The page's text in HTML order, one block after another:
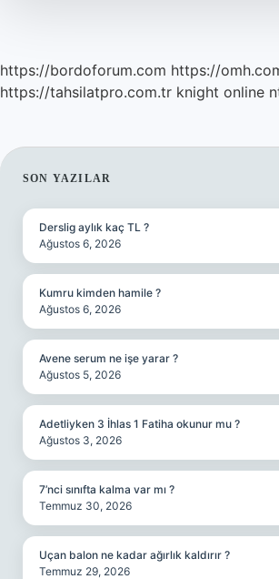
https://bordoforum.com https://
https://tahsilatpro.com.tr knight online
SIDEBAR
SON YAZILAR
Derslig aylık kaç TL ?
Ağustos 6, 2026
Kumru kimden hamile ?
Ağustos 6, 2026
Avene serum ne işe yarar ?
Ağustos 5, 2026
Adetliyken 3 İhlas 1 Fatiha okunur mu ?
Ağustos 3, 2026
7’nci sınıfta kalma var mı ?
Temmuz 30, 2026
Uçan balon ne kadar ağırlık kaldırır ?
Temmuz 29, 2026